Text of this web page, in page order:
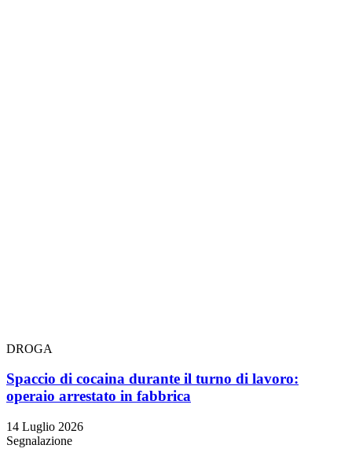
DROGA
Spaccio di cocaina durante il turno di lavoro:
operaio arrestato in fabbrica
14 Luglio 2026
Segnalazione